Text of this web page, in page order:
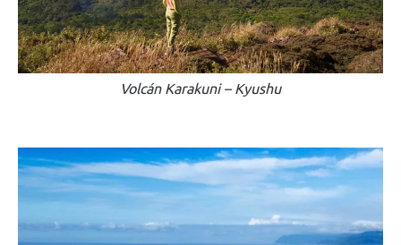
Volcán Karakuni – Kyushu